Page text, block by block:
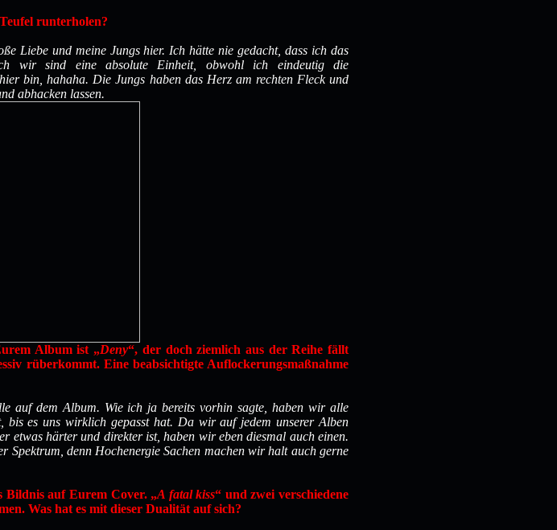
runterholen?
Liebe und meine Jungs hier. Ich hätte nie gedacht, dass ich das
wir sind eine absolute Einheit, obwohl ich eindeutig die
bin, hahaha. Die Jungs haben das Herz am rechten Fleck und
abhacken lassen.
Album ist „Deny“, der doch ziemlich aus der Reihe fällt
rüberkommt. Eine beabsichtigte Auflockerungsmaßnahme
auf dem Album. Wie ich ja bereits vorhin sagte, haben wir alle
bis es uns wirklich gepasst hat. Da wir auf jedem unserer Alben
etwas härter und direkter ist, haben wir eben diesmal auch einen.
Spektrum, denn Hochenergie Sachen machen wir halt auch gerne
auf Eurem Cover. „A fatal kiss“ und zwei verschiedene
Was hat es mit dieser Dualität auf sich?